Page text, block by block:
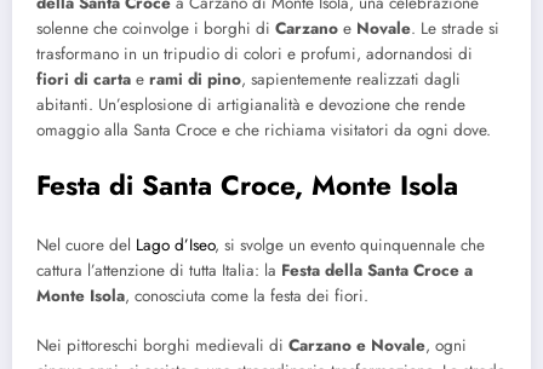
solenne che coinvolge i borghi di Carzano e Novale. Le strade si
trasformano in un tripudio di colori e profumi, adornandosi di
fiori di carta e rami di pino, sapientemente realizzati dagli
abitanti. Un’esplosione di artigianalità e devozione che rende
omaggio alla Santa Croce e che richiama visitatori da ogni dove.
Festa di Santa Croce, Monte Isola
Nel cuore del Lago d’Iseo, si svolge un evento quinquennale che
cattura l’attenzione di tutta Italia: la Festa della Santa Croce a
Monte Isola, conosciuta come la festa dei fiori.
Nei pittoreschi borghi medievali di Carzano e Novale, ogni